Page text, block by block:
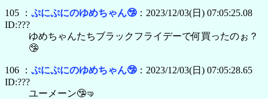
105 ： ぷにぷにのゆめちゃん🤥：2023/12/03(日) 07:05:25.08
ID:???
ゆめちゃんたちブラックフライデーで何買ったのぉ？
🤥
106 ： ぷにぷにのゆめちゃん🤥：2023/12/03(日) 07:05:28.65
ID:???
ユーメーン🤥🤜